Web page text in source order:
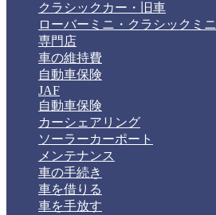
クラシックカー・旧車
ローバーミニ・クラシックミニ
専門店
車の維持費
自動車保険
JAF
自動車保険
カーシェアリング
ソーラーカーポート
メンテナンス
車の手続き
車を借りる
車を手放す